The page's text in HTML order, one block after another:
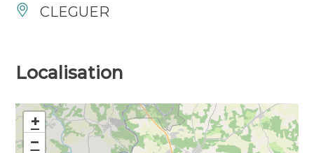
CLEGUER
Localisation
+
−